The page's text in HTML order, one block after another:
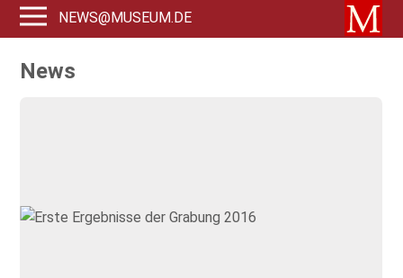
NEWS@MUSEUM.DE
News